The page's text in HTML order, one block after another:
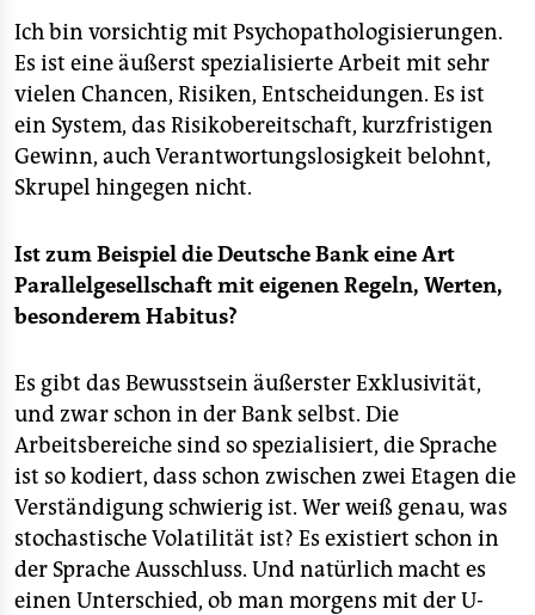
Ich bin vorsichtig mit Psychopathologisierungen.
Es ist eine äußerst spezialisierte Arbeit mit sehr
vielen Chancen, Risiken, Entscheidungen. Es ist
ein System, das Risikobereitschaft, kurzfristigen
Gewinn, auch Verantwortungslosigkeit belohnt,
Skrupel hingegen nicht.
Ist zum Beispiel die Deutsche Bank eine Art
Parallelgesellschaft mit eigenen Regeln, Werten,
besonderem Habitus?
Es gibt das Bewusstsein äußerster Exklusivität,
und zwar schon in der Bank selbst. Die
Arbeitsbereiche sind so spezialisiert, die Sprache
ist so kodiert, dass schon zwischen zwei Etagen die
Verständigung schwierig ist. Wer weiß genau, was
stochastische Volatilität ist? Es existiert schon in
der Sprache Ausschluss. Und natürlich macht es
einen Unterschied, ob man morgens mit der U-